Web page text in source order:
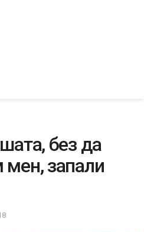
без да
мен, запали